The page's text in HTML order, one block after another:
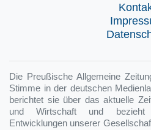
Die Preußische Allgemeine
Stimme in der deutschen
berichtet sie über das aktuelle
und Wirtschaft und bezieht
Entwicklungen unserer